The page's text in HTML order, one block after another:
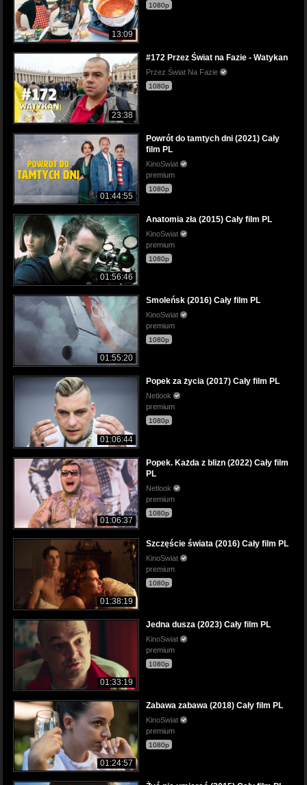
13:09
1080p
23:38
#172 Przez Świat na Fazie - Watykan
Przez Świat Na Fazie
1080p
01:44:55
Powrót do tamtych dni (2021) Cały
film PL
KinoSwiat
premium
1080p
01:56:46
Anatomia zła (2015) Cały film PL
KinoSwiat
premium
1080p
01:55:20
Smoleńsk (2016) Cały film PL
KinoSwiat
premium
1080p
01:06:44
Popek za życia (2017) Cały film PL
Netlook
premium
1080p
01:06:37
Popek. Każda z blizn (2022) Cały film
PL
Netlook
premium
1080p
01:38:19
Szczęście świata (2016) Cały film PL
KinoSwiat
premium
1080p
01:33:19
Jedna dusza (2023) Cały film PL
KinoSwiat
premium
1080p
01:24:57
Zabawa zabawa (2018) Cały film PL
KinoSwiat
premium
1080p